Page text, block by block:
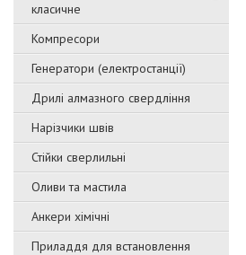
класичне
Компресори
Генератори (електростанції)
Дрилі алмазного свердління
Нарізчики швів
Стійки сверлильні
Оливи та мастила
Анкери хімічні
Приладдя для встановлення